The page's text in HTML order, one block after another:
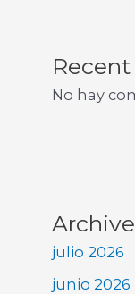
No hay
julio 2026
junio 2026